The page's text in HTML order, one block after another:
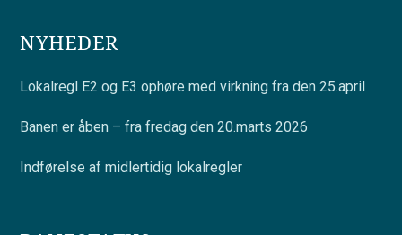
NYHEDER
Lokalregl E2 og E3 ophøre med virkning fra den 25.april
Banen er åben – fra fredag den 20.marts 2026
Indførelse af midlertidig lokalregler